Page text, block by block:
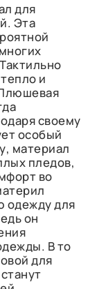
для
Эта
и
своему
особый
материал
пледов,
во
одежду для
он
В то
для